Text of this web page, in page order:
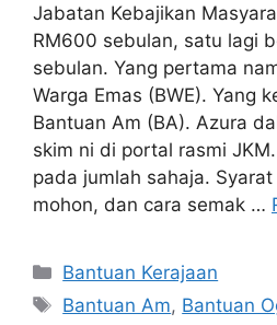
Jabatan Kebajikan
RM600 sebulan, satu lagi
sebulan. Yang pertama
Warga Emas (BWE). Yang
Bantuan Am (BA). Azura
skim ni di portal rasmi
pada jumlah sahaja.
mohon, dan cara semak …
Categories
Bantuan Kerajaan
Tags
Bantuan Am, Bantuan